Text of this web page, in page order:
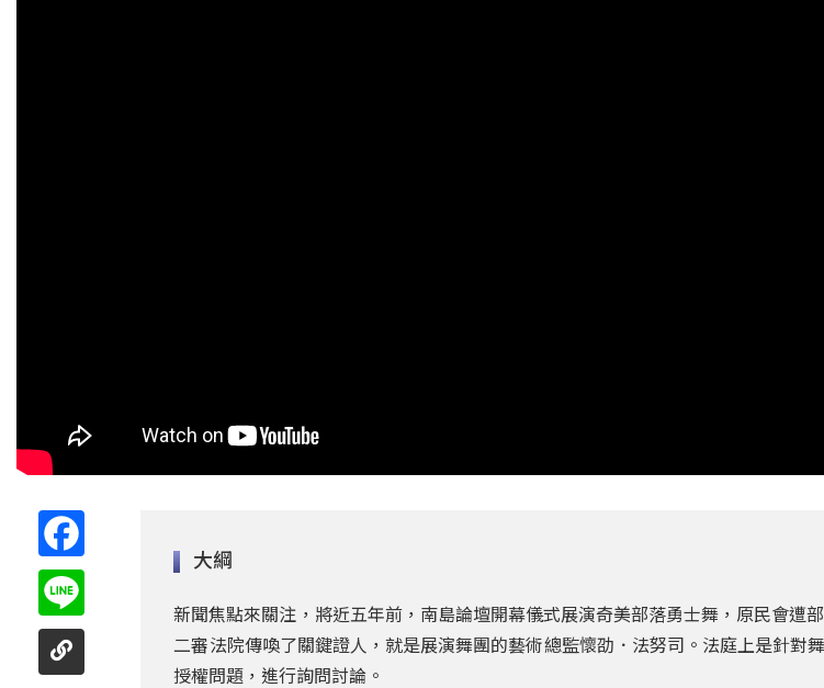
大綱
新聞焦點來關注，將近五年前，南島論壇開幕儀式展演奇美部落勇士舞，原民會遭
二審法院傳喚了關鍵證人，就是展演舞團的藝術總監懷劭．法努司。法庭上是針對
授權問題，進行詢問討論。